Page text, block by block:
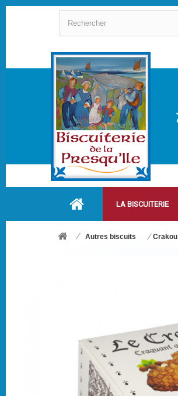
LA BISCUITERIE
Autres biscuits Crakou